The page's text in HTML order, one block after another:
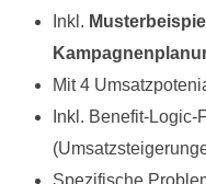
Inkl.
Mit 4
Inkl. Benefit-Logic-
Spezifische